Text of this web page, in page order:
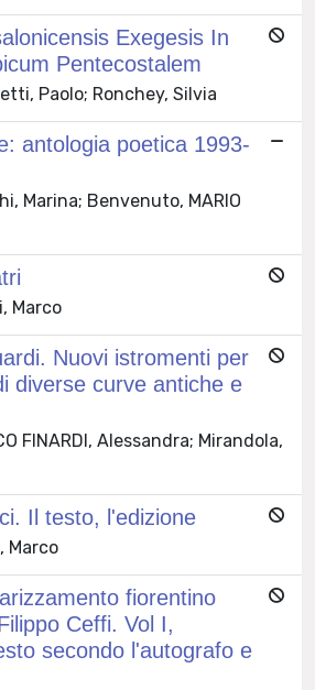
Exegesis In
Pentecostalem
Paolo; Ronchey, Silvia
antologia poetica 1993-
Marina; Benvenuto, MARIO
Marco
Nuovi istromenti per
diverse curve antiche e
FINARDI, Alessandra; Mirandola,
Il testo, l'edizione
Marco
fiorentino
Ceffi. Vol I,
secondo l'autografo e